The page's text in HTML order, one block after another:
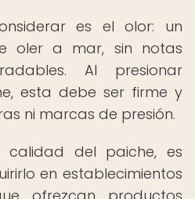
es el olor: un
oler a mar, sin notas
Al presionar
esta debe ser firme y
ni marcas de presión.
del paiche, es
en establecimientos